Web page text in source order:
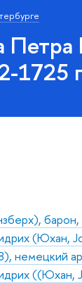
Петра
1725
барон,
(Юхан,
немецкий
((Юхан,